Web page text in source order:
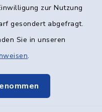
zur Nutzung
gesondert abgefragt.
Sie in unseren
.